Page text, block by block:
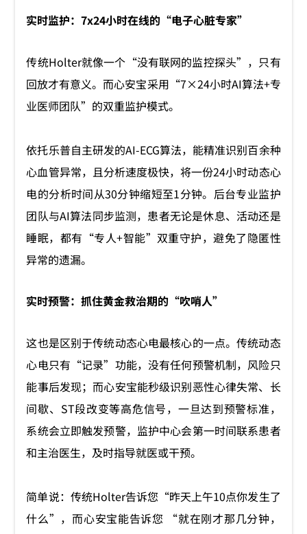
实时监护：7x24小时在线的“电子心脏专家”
传统Holter就像一个“没有联网的监控探头”，只有
回放才有意义。而心安宝采用“7×24小时AI算法+专
业医师团队”的双重监护模式。
依托乐普自主研发的AI-ECG算法，能精准识别百余种
心血管异常，且分析速度极快，将一份24小时动态心
电的分析时间从30分钟缩短至1分钟。后台专业监护
团队与AI算法同步监测，患者无论是休息、活动还是
睡眠，都有“专人+智能”双重守护，避免了隐匿性
异常的遗漏。
实时预警：抓住黄金救治期的“吹哨人”
这也是区别于传统动态心电最核心的一点。传统动态
心电只有“记录”功能，没有任何预警机制，风险只
能事后发现；而心安宝能秒级识别恶性心律失常、长
间歇、ST段改变等高危信号，一旦达到预警标准，
系统会立即触发预警，监护中心会第一时间联系患者
和主治医生，及时指导就医或干预。
简单说：传统Holter告诉您“昨天上午10点你发生了
什么”，而心安宝能告诉您 “就在刚才那几分钟，